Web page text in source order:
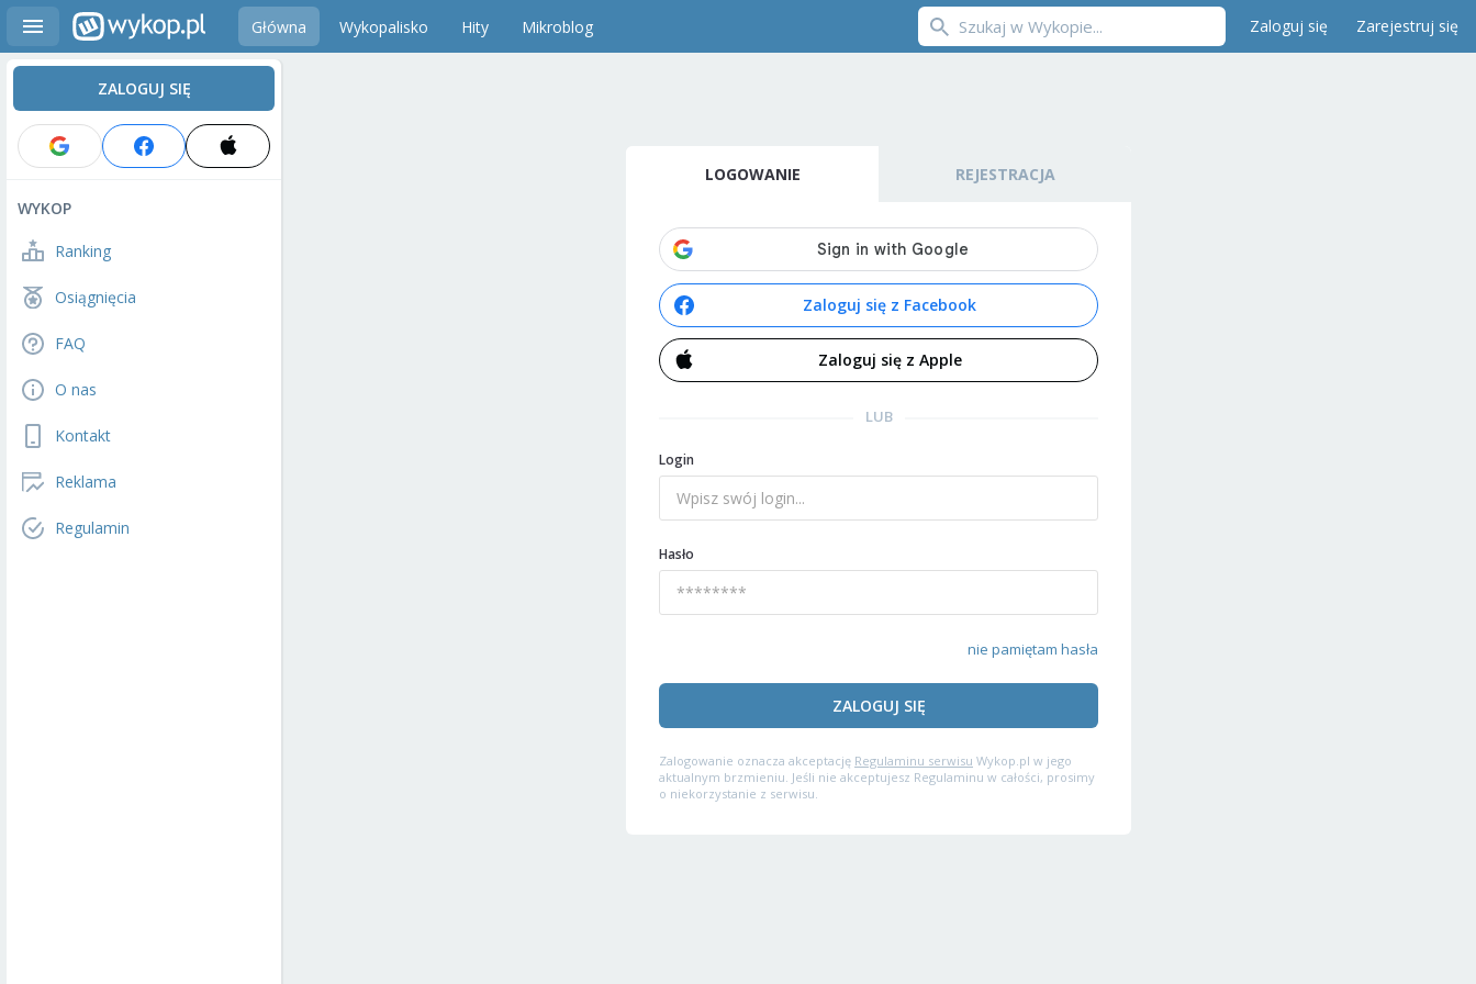
Główna Wykopalisko Hity Mikroblog Zaloguj się Zarejestruj się
ZALOGUJ SIĘ
WYKOP
Ranking
Osiągnięcia
FAQ
O nas
Kontakt
Reklama
Regulamin
LOGOWANIE REJESTRACJA
Zaloguj się z Facebook
Zaloguj się z Apple
LUB
Login
Hasło
nie pamiętam hasła
ZALOGUJ SIĘ
Zalogowanie oznacza akceptację Regulaminu serwisu Wykop.pl w jego
aktualnym brzmieniu. Jeśli nie akceptujesz Regulaminu w całości, prosimy
o niekorzystanie z serwisu.